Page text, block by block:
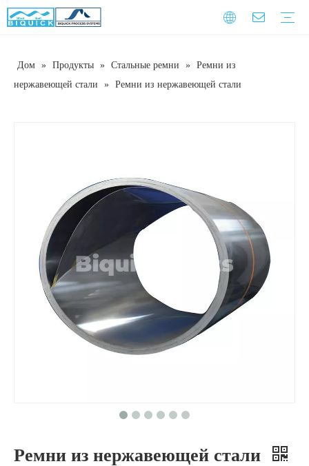
Дом » Продукты » Стальные ремни » Ремни из
нержавеющей стали
» Ремни из нержавеющей стали
Ремни из нержавеющей стали